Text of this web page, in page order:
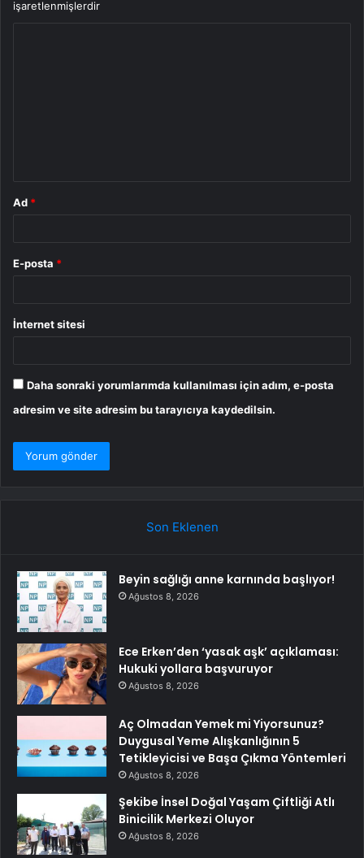
işaretlenmişlerdir
Ad *
E-posta *
İnternet sitesi
Daha sonraki yorumlarımda kullanılması için adım, e-posta
adresim ve site adresim bu tarayıcıya kaydedilsin.
Son Eklenen
Beyin sağlığı anne karnında başlıyor!
Ağustos 8, 2026
Ece Erken’den ‘yasak aşk’ açıklaması:
Hukuki yollara başvuruyor
Ağustos 8, 2026
Aç Olmadan Yemek mi Yiyorsunuz?
Duygusal Yeme Alışkanlığının 5
Tetikleyicisi ve Başa Çıkma Yöntemleri
Ağustos 8, 2026
Şekibe İnsel Doğal Yaşam Çiftliği Atlı
Binicilik Merkezi Oluyor
Ağustos 8, 2026